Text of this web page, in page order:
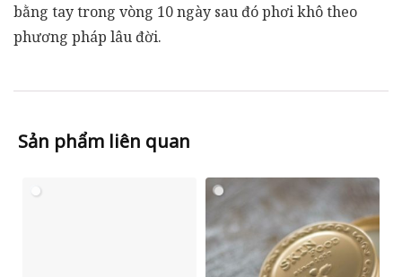
bằng tay trong vòng 10 ngày sau đó phơi khô theo
phương pháp lâu đời.
Sản phẩm liên quan